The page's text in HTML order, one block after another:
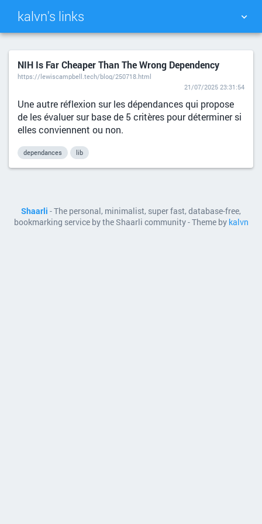
kalvn's links
TAG CLOUD PICTURE WALL
SEARCH
NIH Is Far Cheaper Than The Wrong Dependency
https://lewiscampbell.tech/blog/250718.html
21/07/2025 23:31:54
Une autre réflexion sur les dépendances qui propose
de les évaluer sur base de 5 critères pour déterminer si
elles conviennent ou non.
dependances lib
Shaarli - The personal, minimalist, super fast, database-free,
bookmarking service by the Shaarli community - Theme by kalvn